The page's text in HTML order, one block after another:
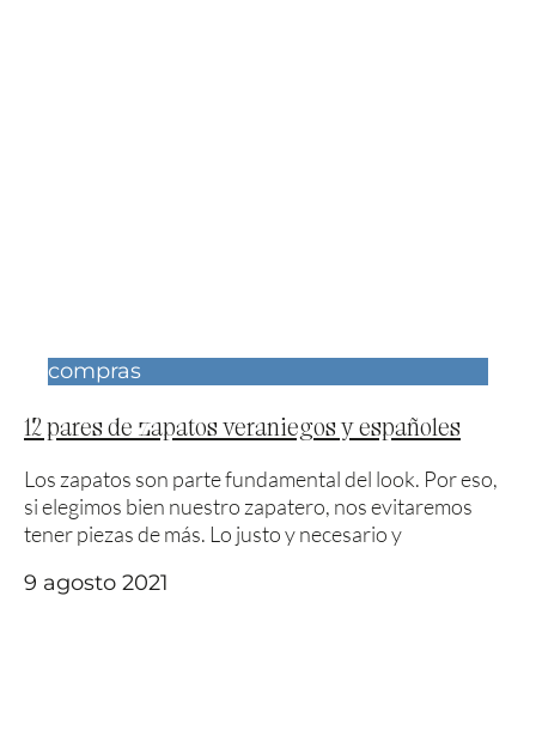
compras
12 pares de zapatos veraniegos y españoles
Los zapatos son parte fundamental del look. Por eso,
si elegimos bien nuestro zapatero, nos evitaremos
tener piezas de más. Lo justo y necesario y
9 agosto 2021